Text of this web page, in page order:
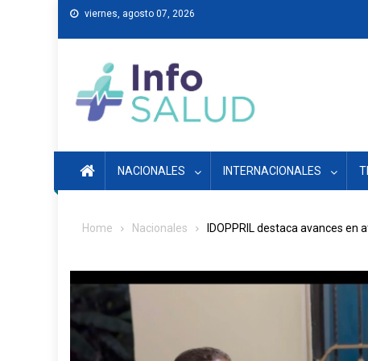
viernes, agosto 07, 2026
NACIONALES INTERNACIONALES
Home Nacionales IDOPPRIL destaca avances